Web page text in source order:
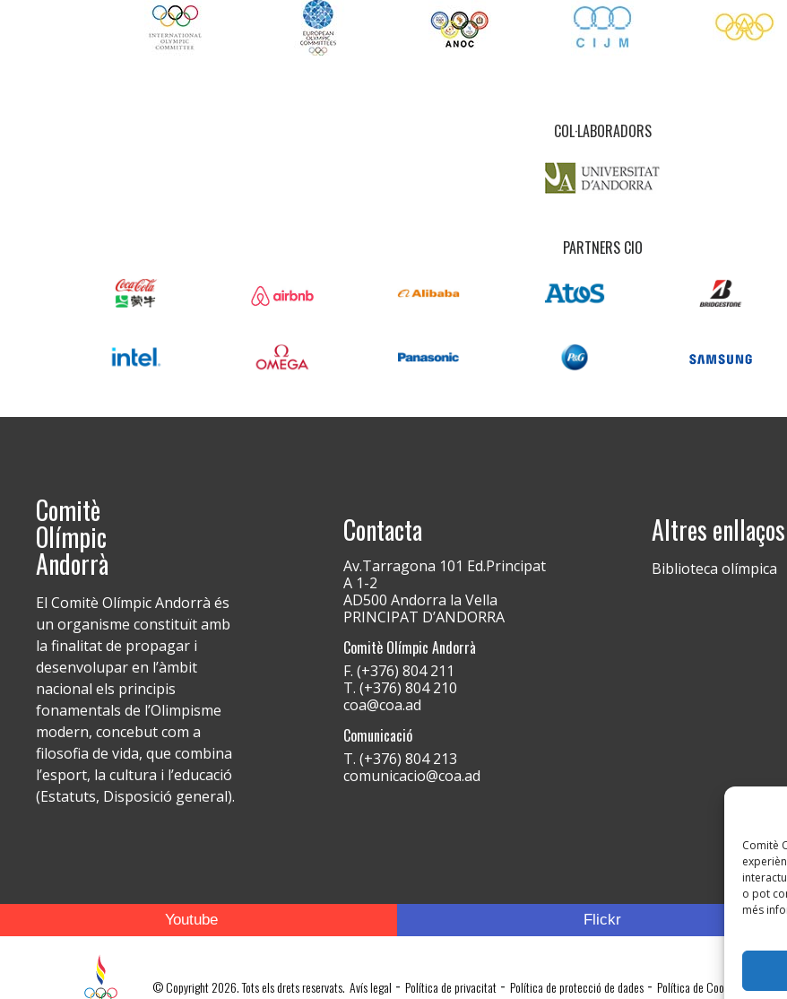
Comitè
o pot
més
COL·LABORADORS
PARTNERS CIO
Comitè
Olímpic
Andorrà
El Comitè Olímpic Andorrà és
un organisme constituït amb
la finalitat de propagar i
desenvolupar en l’àmbit
nacional els principis
fonamentals de l’Olimpisme
modern, concebut com a
filosofia de vida, que combina
l’esport, la cultura i l’educació
(Estatuts, Disposició general).
Contacta
Av.Tarragona 101 Ed.Principat
A 1-2
AD500 Andorra la Vella
PRINCIPAT D’ANDORRA
Comitè Olímpic Andorrà
F. (+376) 804 211
T. (+376) 804 210
coa@coa.ad
Comunicació
T. (+376) 804 213
comunicacio@coa.ad
Altres enllaços
Biblioteca olímpica
Youtube Flickr
© Copyright 2026. Tots els drets reservats. Avís legal - Política de privacitat - Política de protecció de dades - Política de Cookies